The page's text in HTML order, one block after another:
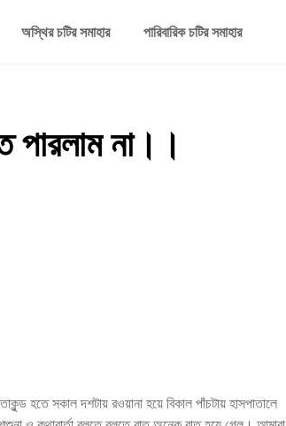
অস্থির চটির সমাহার পারিবারিক চটির সমাহার
পারলাম না।।
হতে সকাল দশটায় রওয়ানা হয়ে বিকাল পাঁচটায় হাসপাতালে